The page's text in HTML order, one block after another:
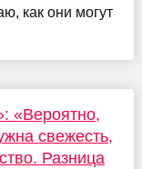
как они могут
«Вероятно,
свежесть,
Разница